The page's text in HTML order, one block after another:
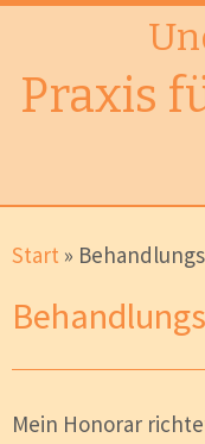
Inhalt
Praxis
Start »
Mein Honorar